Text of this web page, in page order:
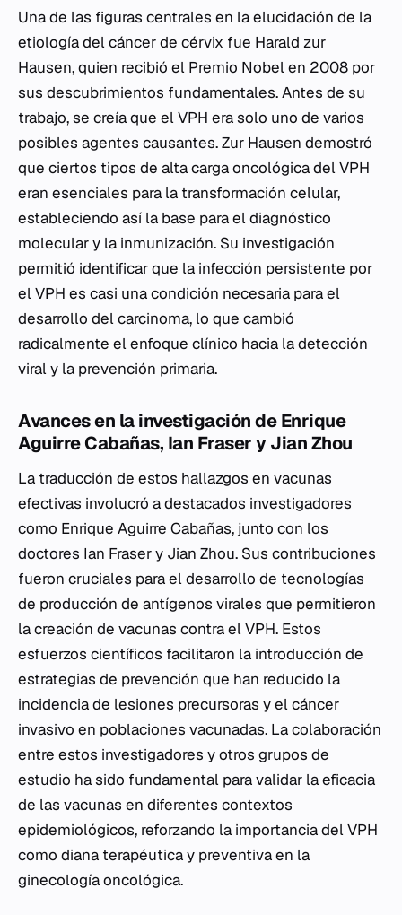
Una de las figuras centrales en la elucidación de la
etiología del cáncer de cérvix fue Harald zur
Hausen, quien recibió el Premio Nobel en 2008 por
sus descubrimientos fundamentales. Antes de su
trabajo, se creía que el VPH era solo uno de varios
posibles agentes causantes. Zur Hausen demostró
que ciertos tipos de alta carga oncológica del VPH
eran esenciales para la transformación celular,
estableciendo así la base para el diagnóstico
molecular y la inmunización. Su investigación
permitió identificar que la infección persistente por
el VPH es casi una condición necesaria para el
desarrollo del carcinoma, lo que cambió
radicalmente el enfoque clínico hacia la detección
viral y la prevención primaria.
Avances en la investigación de Enrique
Aguirre Cabañas, Ian Fraser y Jian Zhou
La traducción de estos hallazgos en vacunas
efectivas involucró a destacados investigadores
como Enrique Aguirre Cabañas, junto con los
doctores Ian Fraser y Jian Zhou. Sus contribuciones
fueron cruciales para el desarrollo de tecnologías
de producción de antígenos virales que permitieron
la creación de vacunas contra el VPH. Estos
esfuerzos científicos facilitaron la introducción de
estrategias de prevención que han reducido la
incidencia de lesiones precursoras y el cáncer
invasivo en poblaciones vacunadas. La colaboración
entre estos investigadores y otros grupos de
estudio ha sido fundamental para validar la eficacia
de las vacunas en diferentes contextos
epidemiológicos, reforzando la importancia del VPH
como diana terapéutica y preventiva en la
ginecología oncológica.